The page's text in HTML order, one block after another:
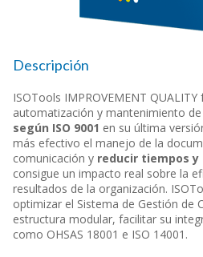
Descripción
ISOTools IMPROVEMENT
automatización y mantenimiento
según ISO 9001 en su última
más efectivo el manejo de la
comunicación y reducir tiempos y
consigue un impacto real sobre la
resultados de la organización.
optimizar el Sistema de Gestión de
estructura modular, facilitar su
como OHSAS 18001 e ISO 14001.